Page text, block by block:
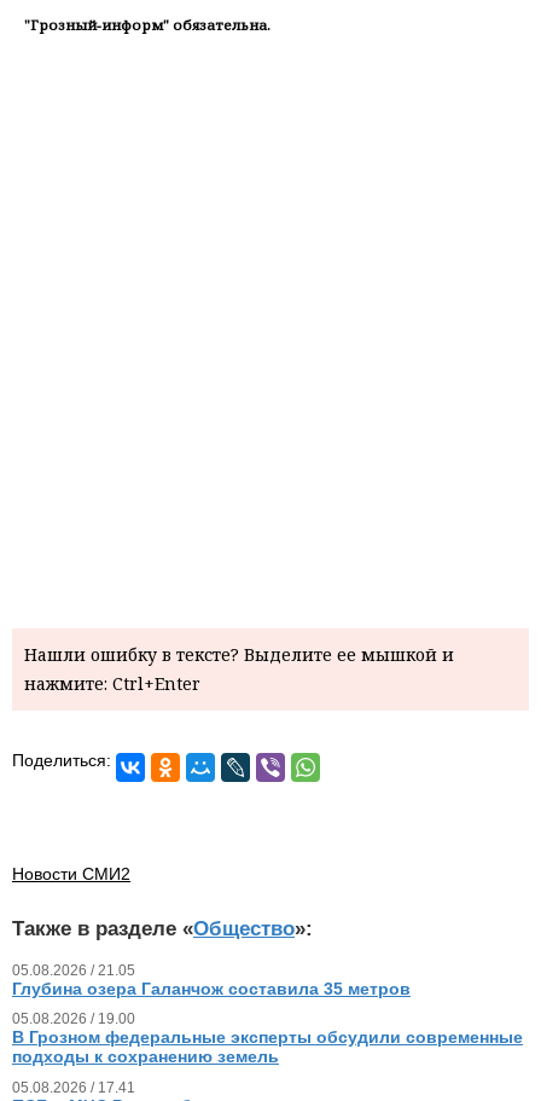
"Грозный-информ" обязательна.
Нашли ошибку в тексте? Выделите ее мышкой и
нажмите: Ctrl+Enter
Поделиться:
Новости СМИ2
Также в разделе «Общество»:
05.08.2026 / 21.05
Глубина озера Галанчож составила 35 метров
05.08.2026 / 19.00
В Грозном федеральные эксперты обсудили современные
подходы к сохранению земель
05.08.2026 / 17.41